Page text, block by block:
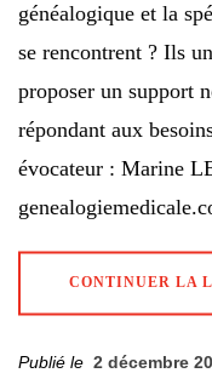
généalogique et la
se rencontrent ? Ils
proposer un support
répondant aux
évocateur : Marine
CONTINUER LA
Publié le 2 décembre